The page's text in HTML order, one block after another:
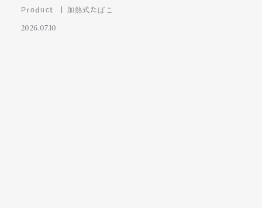
Product 加熱式たばこ
2026.07.10